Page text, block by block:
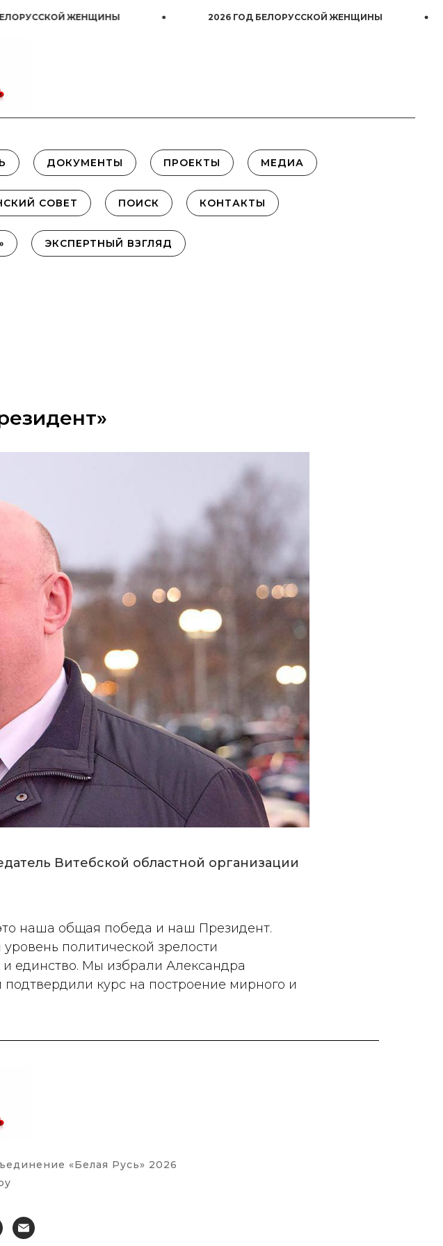
ЖЕНЩИНЫ 2026 ГОД БЕЛОРУССКОЙ ЖЕНЩИНЫ
ДОКУМЕНТЫ ПРОЕКТЫ МЕДИА
СОВЕТ ПОИСК КОНТАКТЫ
ЭКСПЕРТНЫЙ ВЗГЛЯД
Витебской областной организации
наша общая победа и наш Президент.
политической зрелости
единство. Мы избрали Александра
курс на построение мирного и
«Белая Русь» 2026